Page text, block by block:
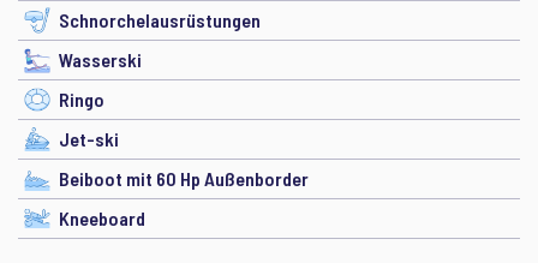
Schnorchelausrüstungen
Wasserski
Ringo
Jet-ski
Beiboot mit 60 Hp Außenborder
Kneeboard